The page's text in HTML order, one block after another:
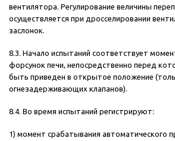
вентилятора. Регулирование величины
осуществляется при дросселировании
заслонок.
8.3. Начало испытаний соответствует
форсунок печи, непосредственно перед
быть приведен в открытое положение
огнезадерживающих клапанов).
8.4. Во время испытаний регистрируют:
1) момент срабатывания автоматического